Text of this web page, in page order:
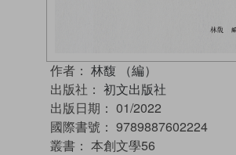
作者： 林馥 （編）
出版社： 初文出版社
出版日期： 01/2022
國際書號： 9789887602224
叢書： 本創文學56